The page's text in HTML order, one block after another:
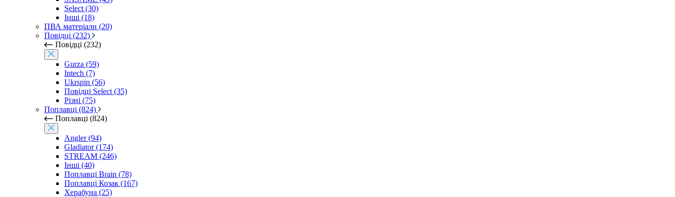
Select (30)
Інші (18)
ПВА матеріали (20)
Повідці (232)
Повідці (232)
Gurza (59)
Intech (7)
Ukrspin (56)
Повідці Select (35)
Різні (75)
Поплавці (824)
Поплавці (824)
Angler (94)
Gladiator (174)
STREAM (246)
Інші (40)
Поплавці Brain (78)
Поплавці Козак (167)
Херабуна (25)